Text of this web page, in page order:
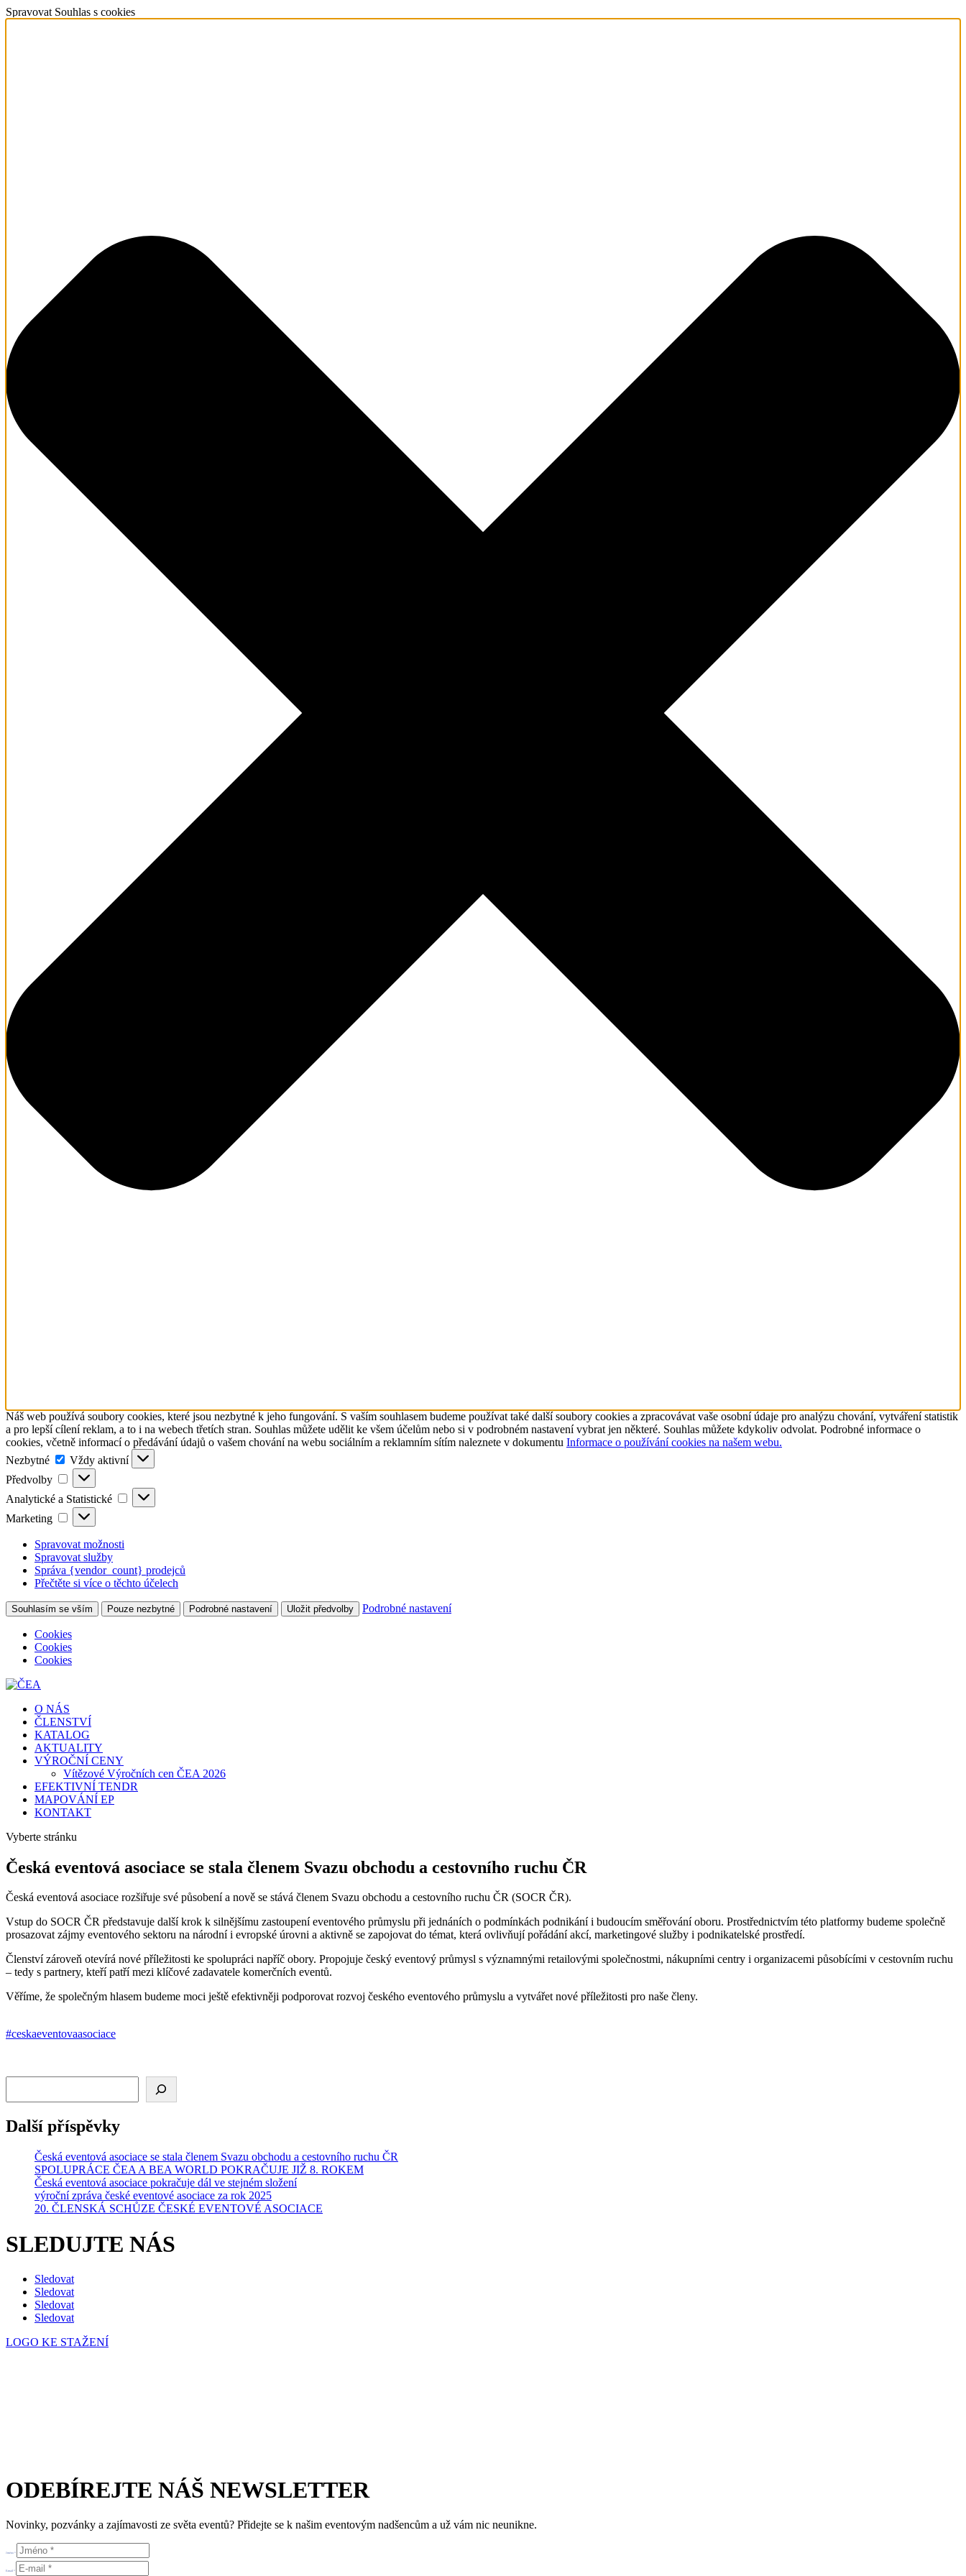
Spravovat Souhlas s cookies
Náš web používá soubory cookies, které jsou nezbytné k jeho fungování. S vaším souhlasem budeme používat také další soubory cookies a zpracovávat vaše osobní údaje pro analýzu chování, vytváření statistik
a pro lepší cílení reklam, a to i na webech třetích stran. Souhlas můžete udělit ke všem účelům nebo si v podrobném nastavení vybrat jen některé. Souhlas můžete kdykoliv odvolat. Podrobné informace o
cookies, včetně informací o předávání údajů o vašem chování na webu sociálním a reklamním sítím naleznete v dokumentu Informace o používání cookies na našem webu.
Nezbytné
Nezbytné
Vždy aktivní
Předvolby
Předvolby
Analytické a Statistické
Analytické
a
Marketing Marketing
Spravovat možnosti
Spravovat služby
Správa {vendor_count} prodejců
Přečtěte si více o těchto účelech
Souhlasím se vším Pouze nezbytné Podrobné nastavení Uložit předvolby Podrobné nastavení
Cookies
Cookies
Cookies
O NÁS
ČLENSTVÍ
KATALOG
AKTUALITY
VÝROČNÍ CENY
Vítězové Výročních cen ČEA 2026
EFEKTIVNÍ TENDR
MAPOVÁNÍ EP
KONTAKT
Vyberte stránku
Česká eventová asociace se stala členem Svazu obchodu a cestovního ruchu ČR
Česká eventová asociace rozšiřuje své působení a nově se stává členem Svazu obchodu a cestovního ruchu ČR (SOCR ČR).
Vstup do SOCR ČR představuje další krok k silnějšímu zastoupení eventového průmyslu při jednáních o podmínkách podnikání i budoucím směřování oboru. Prostřednictvím této platformy budeme společně
prosazovat zájmy eventového sektoru na národní i evropské úrovni a aktivně se zapojovat do témat, která ovlivňují pořádání akcí, marketingové služby i podnikatelské prostředí.
Členství zároveň otevírá nové příležitosti ke spolupráci napříč obory. Propojuje český eventový průmysl s významnými retailovými společnostmi, nákupními centry i organizacemi působícími v cestovním ruchu
– tedy s partnery, kteří patří mezi klíčové zadavatele komerčních eventů.
Věříme, že společným hlasem budeme moci ještě efektivněji podporovat rozvoj českého eventového průmyslu a vytvářet nové příležitosti pro naše členy.
#ceskaeventovaasociace
Další příspěvky
Česká eventová asociace se stala členem Svazu obchodu a cestovního ruchu ČR
SPOLUPRÁCE ČEA A BEA WORLD POKRAČUJE JIŽ 8. ROKEM
Česká eventová asociace pokračuje dál ve stejném složení
výroční zpráva české eventové asociace za rok 2025
20. ČLENSKÁ SCHŮZE ČESKÉ EVENTOVÉ ASOCIACE
SLEDUJTE NÁS
Sledovat
Sledovat
Sledovat
Sledovat
LOGO KE STAŽENÍ
ODEBÍREJTE NÁŠ NEWSLETTER
Novinky, pozvánky a zajímavosti ze světa eventů? Přidejte se k našim eventovým nadšencům a už vám nic neunikne.
Jméno *
E-mail *